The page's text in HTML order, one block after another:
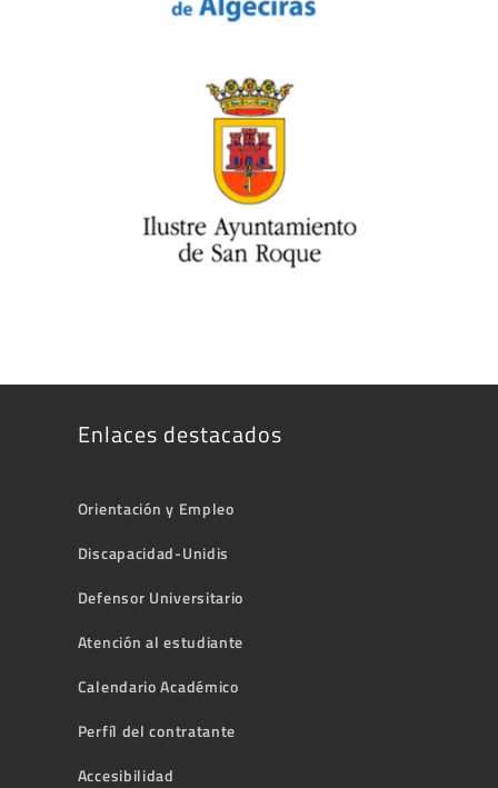
Enlaces destacados
Orientación y Empleo
Discapacidad-Unidis
Defensor Universitario
Atención al estudiante
Calendario Académico
Perfíl del contratante
Accesibilidad